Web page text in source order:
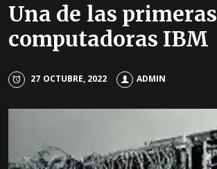
Una de las primeras
computadoras IBM
27 OCTUBRE, 2022 ADMIN